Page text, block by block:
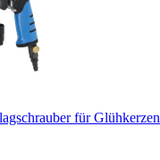
für Glühkerzen